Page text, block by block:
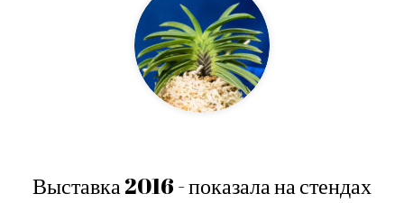
Выставка 2016 - показала на стендах